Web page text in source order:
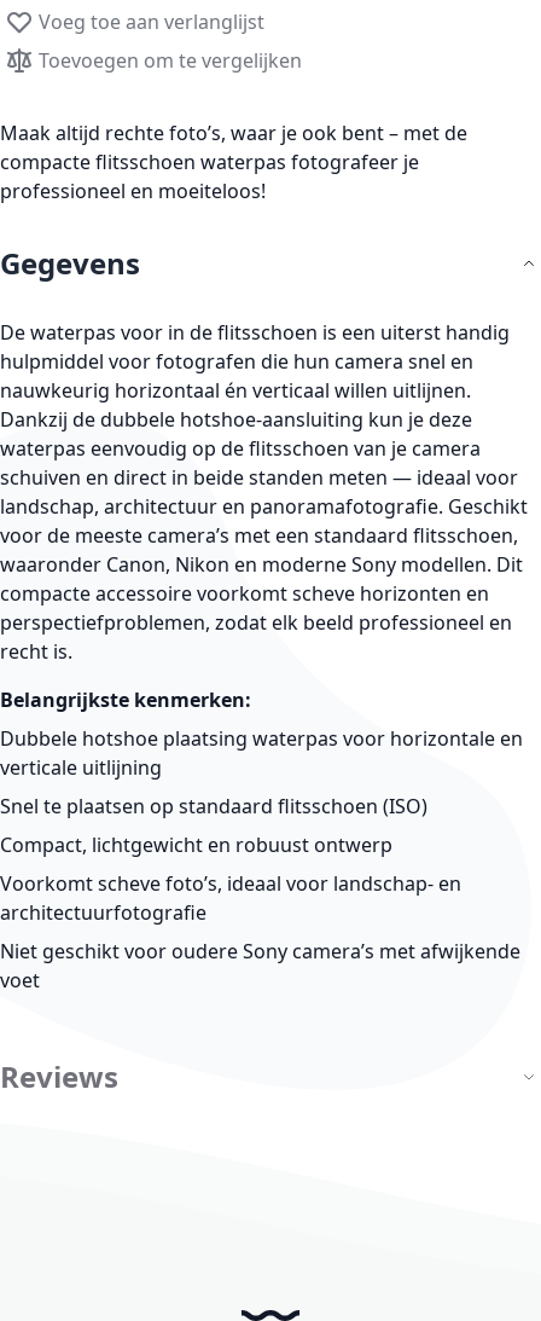
Voeg toe aan verlanglijst
Toevoegen om te vergelijken
Maak altijd rechte foto’s, waar je ook bent – met de
compacte flitsschoen waterpas fotografeer je
professioneel en moeiteloos!
Gegevens
De waterpas voor in de flitsschoen is een uiterst handig
hulpmiddel voor fotografen die hun camera snel en
nauwkeurig horizontaal én verticaal willen uitlijnen.
Dankzij de dubbele hotshoe-aansluiting kun je deze
waterpas eenvoudig op de flitsschoen van je camera
schuiven en direct in beide standen meten — ideaal voor
landschap, architectuur en panoramafotografie. Geschikt
voor de meeste camera’s met een standaard flitsschoen,
waaronder Canon, Nikon en moderne Sony modellen. Dit
compacte accessoire voorkomt scheve horizonten en
perspectiefproblemen, zodat elk beeld professioneel en
recht is.
Belangrijkste kenmerken:
Dubbele hotshoe plaatsing waterpas voor horizontale en
verticale uitlijning
Snel te plaatsen op standaard flitsschoen (ISO)
Compact, lichtgewicht en robuust ontwerp
Voorkomt scheve foto’s, ideaal voor landschap- en
architectuurfotografie
Niet geschikt voor oudere Sony camera’s met afwijkende
voet
Reviews